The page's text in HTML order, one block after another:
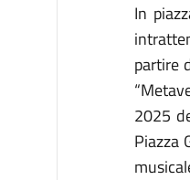
In
partire
2025
Piazza